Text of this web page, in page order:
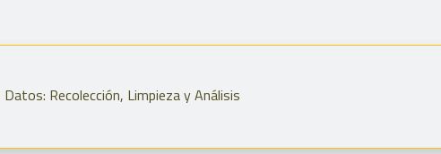
Recolección, Limpieza y Análisis